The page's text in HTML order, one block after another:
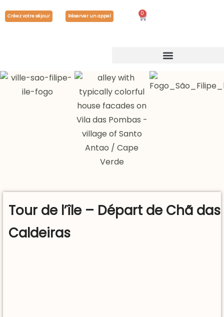
Créez votre séjour Réserver un appel 0
Tour de l’île – Départ de Chã das
Caldeiras